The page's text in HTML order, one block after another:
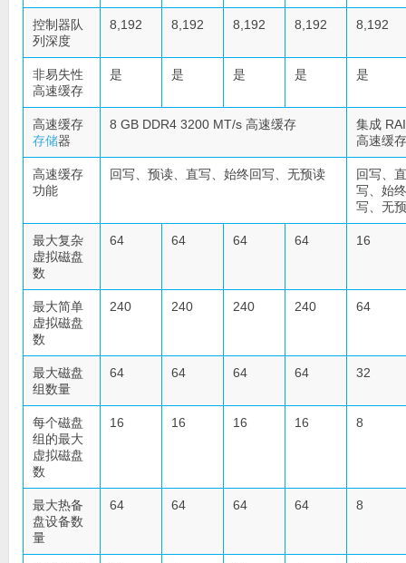
控制器队
列深度
8,192 8,192 8,192 8,192 8,192
非易失性
高速缓存
是 是 是 是 是
高速缓存
存储器
8 GB DDR4 3200 MT/s 高速缓存
集成
高速缓存
高速缓存
功能
回写、预读、直写、始终回写、无预读
回写、直
写、始
写、无
最大复杂
虚拟磁盘
数
64 64 64 64 16
最大简单
虚拟磁盘
数
240 240 240 240 64
最大磁盘
组数量
64 64 64 64 32
每个磁盘
组的最大
虚拟磁盘
数
16 16 16 16 8
最大热备
盘设备数
量
64 64 64 64 8